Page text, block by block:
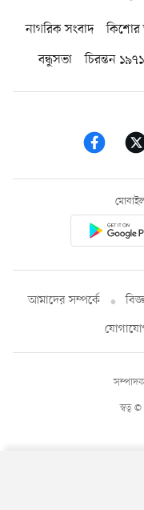
নাগরিক সংবাদ
বন্ধুসভা
চিরন্তন ১৯৭১
আমাদের সম্পর্কে
স্বত্ব